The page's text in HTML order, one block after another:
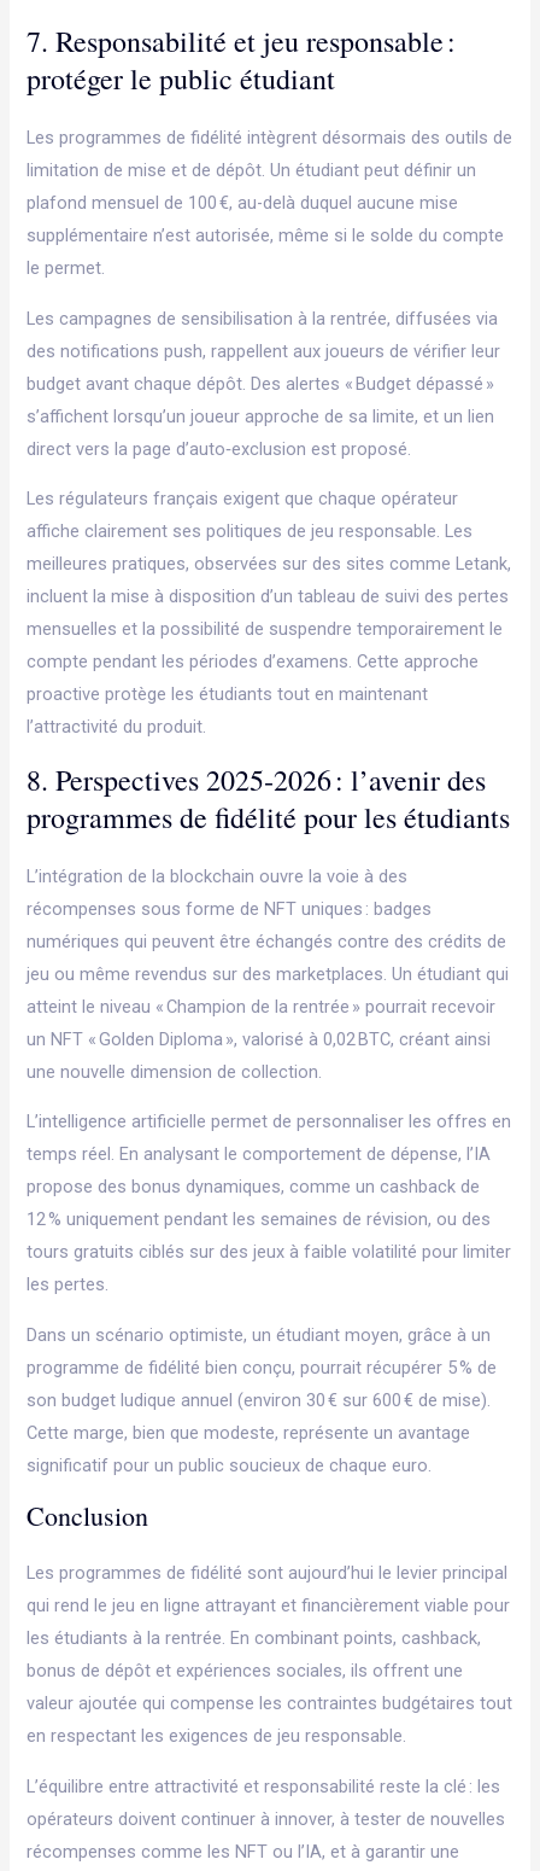
7. Responsabilité et jeu responsable :
protéger le public étudiant
Les programmes de fidélité intègrent désormais des outils de
limitation de mise et de dépôt. Un étudiant peut définir un
plafond mensuel de 100 €, au-delà duquel aucune mise
supplémentaire n’est autorisée, même si le solde du compte
le permet.
Les campagnes de sensibilisation à la rentrée, diffusées via
des notifications push, rappellent aux joueurs de vérifier leur
budget avant chaque dépôt. Des alertes « Budget dépassé »
s’affichent lorsqu’un joueur approche de sa limite, et un lien
direct vers la page d’auto‑exclusion est proposé.
Les régulateurs français exigent que chaque opérateur
affiche clairement ses politiques de jeu responsable. Les
meilleures pratiques, observées sur des sites comme Letank,
incluent la mise à disposition d’un tableau de suivi des pertes
mensuelles et la possibilité de suspendre temporairement le
compte pendant les périodes d’examens. Cette approche
proactive protège les étudiants tout en maintenant
l’attractivité du produit.
8. Perspectives 2025‑2026 : l’avenir des
programmes de fidélité pour les étudiants
L’intégration de la blockchain ouvre la voie à des
récompenses sous forme de NFT uniques : badges
numériques qui peuvent être échangés contre des crédits de
jeu ou même revendus sur des marketplaces. Un étudiant qui
atteint le niveau « Champion de la rentrée » pourrait recevoir
un NFT « Golden Diploma », valorisé à 0,02 BTC, créant ainsi
une nouvelle dimension de collection.
L’intelligence artificielle permet de personnaliser les offres en
temps réel. En analysant le comportement de dépense, l’IA
propose des bonus dynamiques, comme un cashback de
12 % uniquement pendant les semaines de révision, ou des
tours gratuits ciblés sur des jeux à faible volatilité pour limiter
les pertes.
Dans un scénario optimiste, un étudiant moyen, grâce à un
programme de fidélité bien conçu, pourrait récupérer 5 % de
son budget ludique annuel (environ 30 € sur 600 € de mise).
Cette marge, bien que modeste, représente un avantage
significatif pour un public soucieux de chaque euro.
Conclusion
Les programmes de fidélité sont aujourd’hui le levier principal
qui rend le jeu en ligne attrayant et financièrement viable pour
les étudiants à la rentrée. En combinant points, cashback,
bonus de dépôt et expériences sociales, ils offrent une
valeur ajoutée qui compense les contraintes budgétaires tout
en respectant les exigences de jeu responsable.
L’équilibre entre attractivité et responsabilité reste la clé : les
opérateurs doivent continuer à innover, à tester de nouvelles
récompenses comme les NFT ou l’IA, et à garantir une